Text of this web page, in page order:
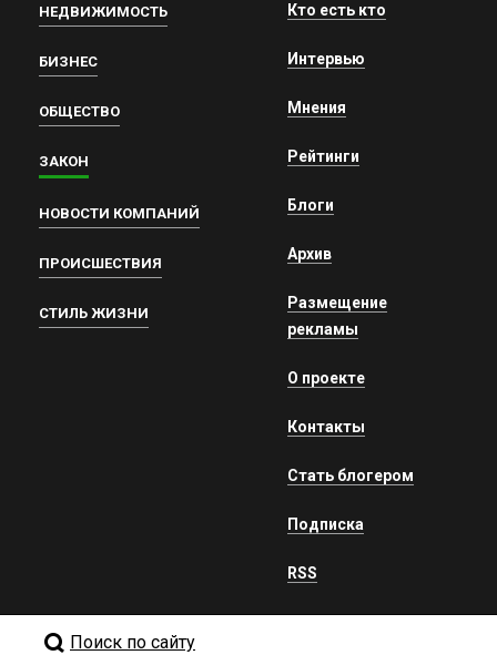
НЕДВИЖИМОСТЬ
БИЗНЕС
ОБЩЕСТВО
ЗАКОН
НОВОСТИ КОМПАНИЙ
ПРОИСШЕСТВИЯ
СТИЛЬ ЖИЗНИ
Кто есть кто
Интервью
Мнения
Рейтинги
Блоги
Архив
Размещение
рекламы
О проекте
Контакты
Стать блогером
Подписка
RSS
Поиск по сайту